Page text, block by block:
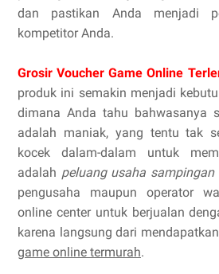
dan pastikan Anda menjadi
kompetitor Anda.
Grosir Voucher Game Online
produk ini semakin menjadi
dimana Anda tahu bahwasanya
adalah maniak, yang tentu tak
kocek dalam-dalam untuk
adalah peluang usaha sampingan
pengusaha maupun operator
online center untuk berjualan
karena langsung dari
game online termurah.